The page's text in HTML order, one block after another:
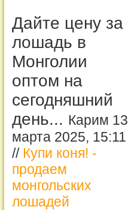
Дайте цену за
лошадь в
Монголии
оптом на
сегодняшний
день... Карим 13
марта 2025, 15:11
// Купи коня! -
продаем
монгольских
лошадей